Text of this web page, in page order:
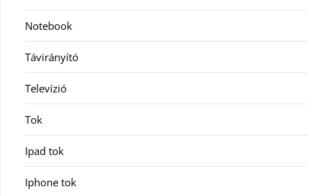
Notebook
Távirányító
Televízió
Tok
Ipad tok
Iphone tok